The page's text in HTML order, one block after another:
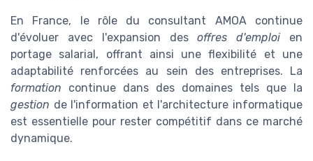
En France, le rôle du consultant AMOA continue
d'évoluer avec l'expansion desoffres d'emploi en
portage salarial, offrant ainsi une flexibilité et une
adaptabilité renforcées au sein des entreprises. La
formation continue dans des domaines tels que la
gestion de l'information et l'architecture informatique
est essentielle pour rester compétitif dans ce marché
dynamique.